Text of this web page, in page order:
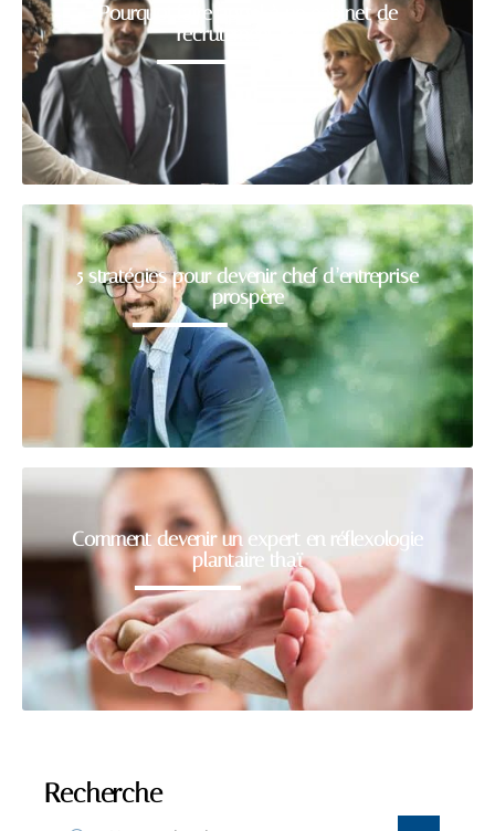
Pourquoi faire appel à un cabinet de
recrutement RH ?
5 stratégies pour devenir chef d’entreprise
prospère
Comment devenir un expert en réflexologie
plantaire thaï
Recherche